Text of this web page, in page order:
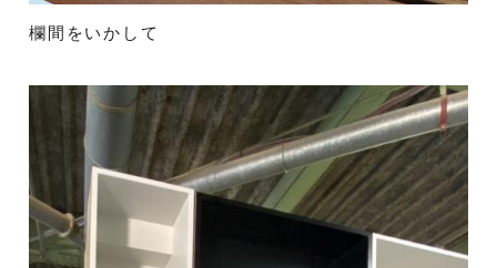
欄間をいかして